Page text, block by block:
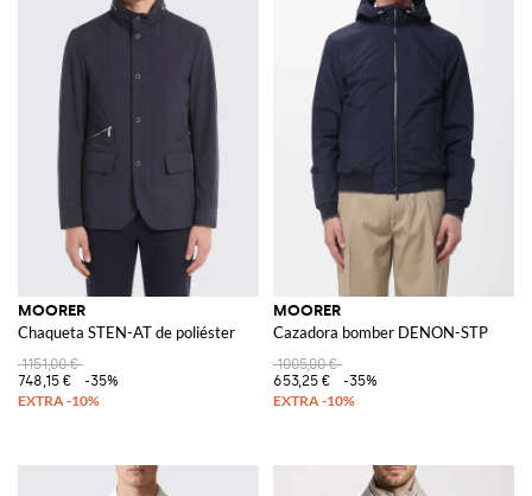
MOORER
Chaqueta STEN-AT de poliéster
1151,00 €
748,15 €
-35%
MOORER
Cazadora bomber DENON-STP
1005,00 €
653,25 €
-35%